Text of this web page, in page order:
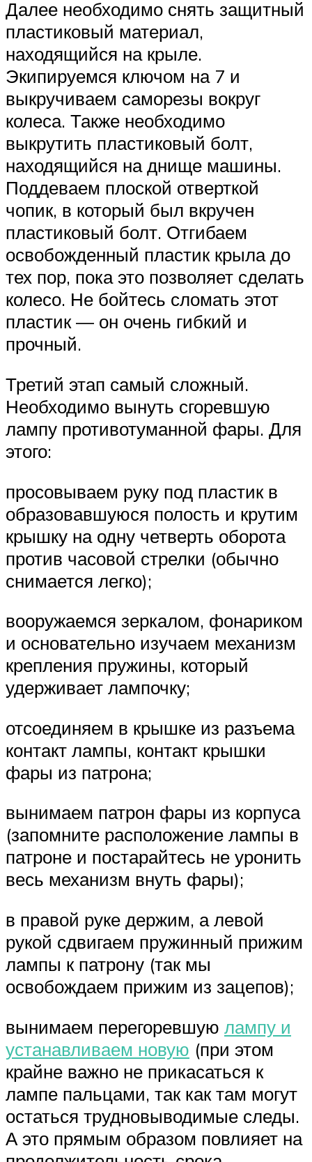
Далее необходимо снять защитный
пластиковый материал,
находящийся на крыле.
Экипируемся ключом на 7 и
выкручиваем саморезы вокруг
колеса. Также необходимо
выкрутить пластиковый болт,
находящийся на днище машины.
Поддеваем плоской отверткой
чопик, в который был вкручен
пластиковый болт. Отгибаем
освобожденный пластик крыла до
тех пор, пока это позволяет сделать
колесо. Не бойтесь сломать этот
пластик — он очень гибкий и
прочный.
Третий этап самый сложный.
Необходимо вынуть сгоревшую
лампу противотуманной фары. Для
этого:
просовываем руку под пластик в
образовавшуюся полость и крутим
крышку на одну четверть оборота
против часовой стрелки (обычно
снимается легко);
вооружаемся зеркалом, фонариком
и основательно изучаем механизм
крепления пружины, который
удерживает лампочку;
отсоединяем в крышке из разъема
контакт лампы, контакт крышки
фары из патрона;
вынимаем патрон фары из корпуса
(запомните расположение лампы в
патроне и постарайтесь не уронить
весь механизм внуть фары);
в правой руке держим, а левой
рукой сдвигаем пружинный прижим
лампы к патрону (так мы
освобождаем прижим из зацепов);
вынимаем перегоревшую лампу и
устанавливаем новую (при этом
крайне важно не прикасаться к
лампе пальцами, так как там могут
остаться трудновыводимые следы.
А это прямым образом повлияет на